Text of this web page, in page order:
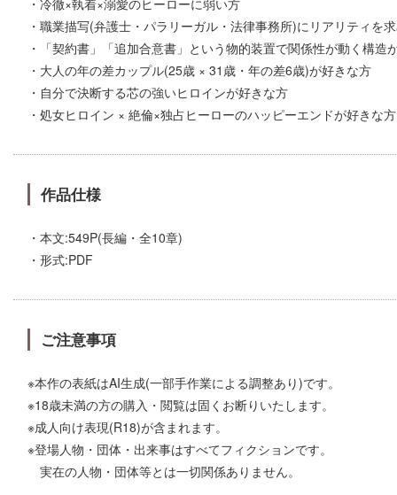
・職業描写(弁護士・パラリーガル・法律事務所)にリアリティを
・「契約書」「追加合意書」という物的装置で関係性が動く構造
・大人の年の差カップル(25歳 × 31歳・年の差6歳)が好きな方
・自分で決断する芯の強いヒロインが好きな方
・処女ヒロイン × 絶倫×独占ヒーローのハッピーエンドが好きな方
作品仕様
・本文:549P(長編・全10章)
・形式:PDF
ご注意事項
※本作の表紙はAI生成(一部手作業による調整あり)です。
※18歳未満の方の購入・閲覧は固くお断りいたします。
※成人向け表現(R18)が含まれます。
※登場人物・団体・出来事はすべてフィクションです。
実在の人物・団体等とは一切関係ありません。